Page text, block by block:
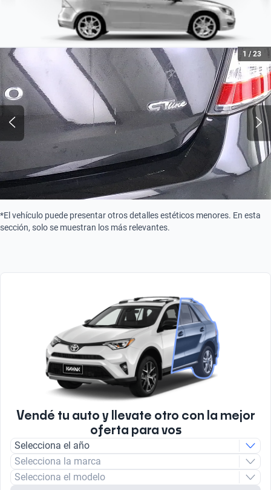
1 /23
*El vehículo puede presentar otros detalles estéticos menores. En esta
sección, solo se muestran los más relevantes.
Vendé tu auto y llevate otro con la mejor
oferta para vos
Selecciona el año
Selecciona la marca
Selecciona el modelo